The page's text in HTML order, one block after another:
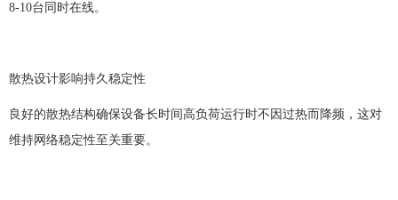
8-10台同时在线。
散热设计影响持久稳定性
良好的散热结构确保设备长时间高负荷运行时不因过热而降频，这对
维持网络稳定性至关重要。